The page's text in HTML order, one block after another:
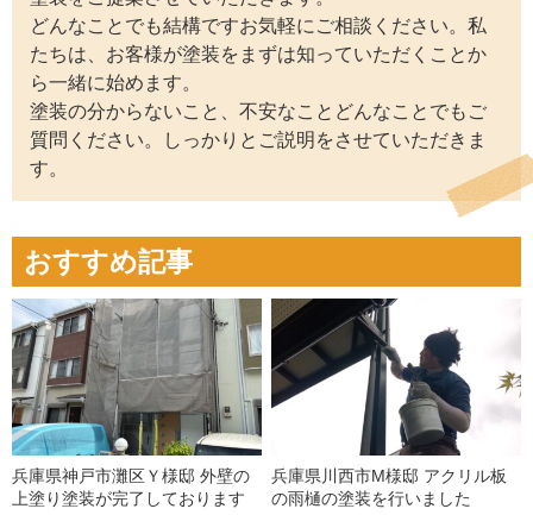
どんなことでも結構ですお気軽にご相談ください。私
たちは、お客様が塗装をまずは知っていただくことか
ら一緒に始めます。
塗装の分からないこと、不安なことどんなことでもご
質問ください。しっかりとご説明をさせていただきま
す。
おすすめ記事
兵庫県神戸市灘区Ｙ様邸 外壁の
上塗り塗装が完了しております
兵庫県川西市M様邸 アクリル板
の雨樋の塗装を行いました